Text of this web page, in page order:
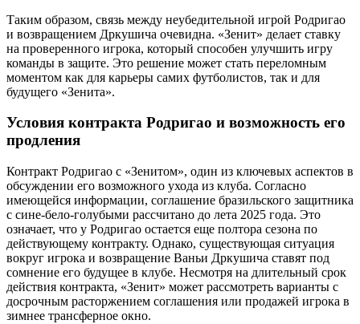
Таким образом, связь между неубедительной игрой Родригао
и возвращением Дркушича очевидна. «Зенит» делает ставку
на проверенного игрока, который способен улучшить игру
команды в защите. Это решение может стать переломным
моментом как для карьеры самих футболистов, так и для
будущего «Зенита».
Условия контракта Родригао и возможность его
продления
Контракт Родригао с «Зенитом», один из ключевых аспектов в
обсуждении его возможного ухода из клуба. Согласно
имеющейся информации, соглашение бразильского защитника
с сине-бело-голубыми рассчитано до лета 2025 года. Это
означает, что у Родригао остается еще полтора сезона по
действующему контракту. Однако, существующая ситуация
вокруг игрока и возвращение Ваньи Дркушича ставят под
сомнение его будущее в клубе. Несмотря на длительный срок
действия контракта, «Зенит» может рассмотреть варианты с
досрочным расторжением соглашения или продажей игрока в
зимнее трансферное окно.